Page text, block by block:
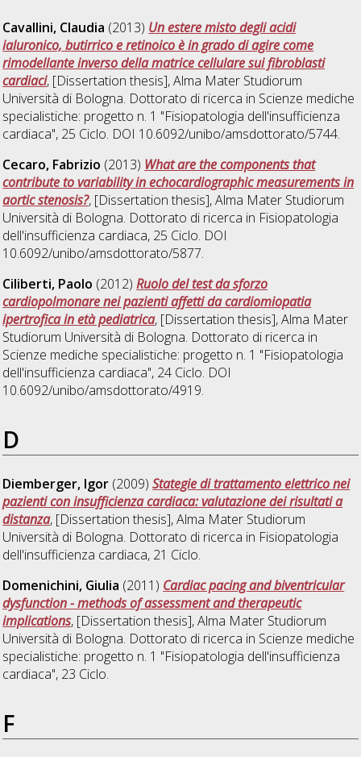
Cavallini, Claudia (2013) Un estere misto degli acidi
ialuronico, butirrico e retinoico è in grado di agire come
rimodellante inverso della matrice cellulare sui fibroblasti
cardiaci, [Dissertation thesis], Alma Mater Studiorum
Università di Bologna. Dottorato di ricerca in Scienze mediche
specialistiche: progetto n. 1 "Fisiopatologia dell'insufficienza
cardiaca", 25 Ciclo. DOI 10.6092/unibo/amsdottorato/5744.
Cecaro, Fabrizio (2013) What are the components that
contribute to variability in echocardiographic measurements in
aortic stenosis?, [Dissertation thesis], Alma Mater Studiorum
Università di Bologna. Dottorato di ricerca in Fisiopatologia
dell'insufficienza cardiaca, 25 Ciclo. DOI
10.6092/unibo/amsdottorato/5877.
Ciliberti, Paolo (2012)Ruolo del test da sforzo
cardiopolmonare nei pazienti affetti da cardiomiopatia
ipertrofica in età pediatrica, [Dissertation thesis], Alma Mater
Studiorum Università di Bologna. Dottorato di ricerca in
Scienze mediche specialistiche: progetto n. 1 "Fisiopatologia
dell'insufficienza cardiaca", 24 Ciclo. DOI
10.6092/unibo/amsdottorato/4919.
D
Diemberger, Igor (2009)Stategie di trattamento elettrico nei
pazienti con insufficienza cardiaca: valutazione dei risultati a
distanza, [Dissertation thesis], Alma Mater Studiorum
Università di Bologna. Dottorato di ricerca in Fisiopatologia
dell'insufficienza cardiaca, 21 Ciclo.
Domenichini, Giulia (2011) Cardiac pacing and biventricular
dysfunction - methods of assessment and therapeutic
implications, [Dissertation thesis], Alma Mater Studiorum
Università di Bologna. Dottorato di ricerca in Scienze mediche
specialistiche: progetto n. 1 "Fisiopatologia dell'insufficienza
cardiaca", 23 Ciclo.
F